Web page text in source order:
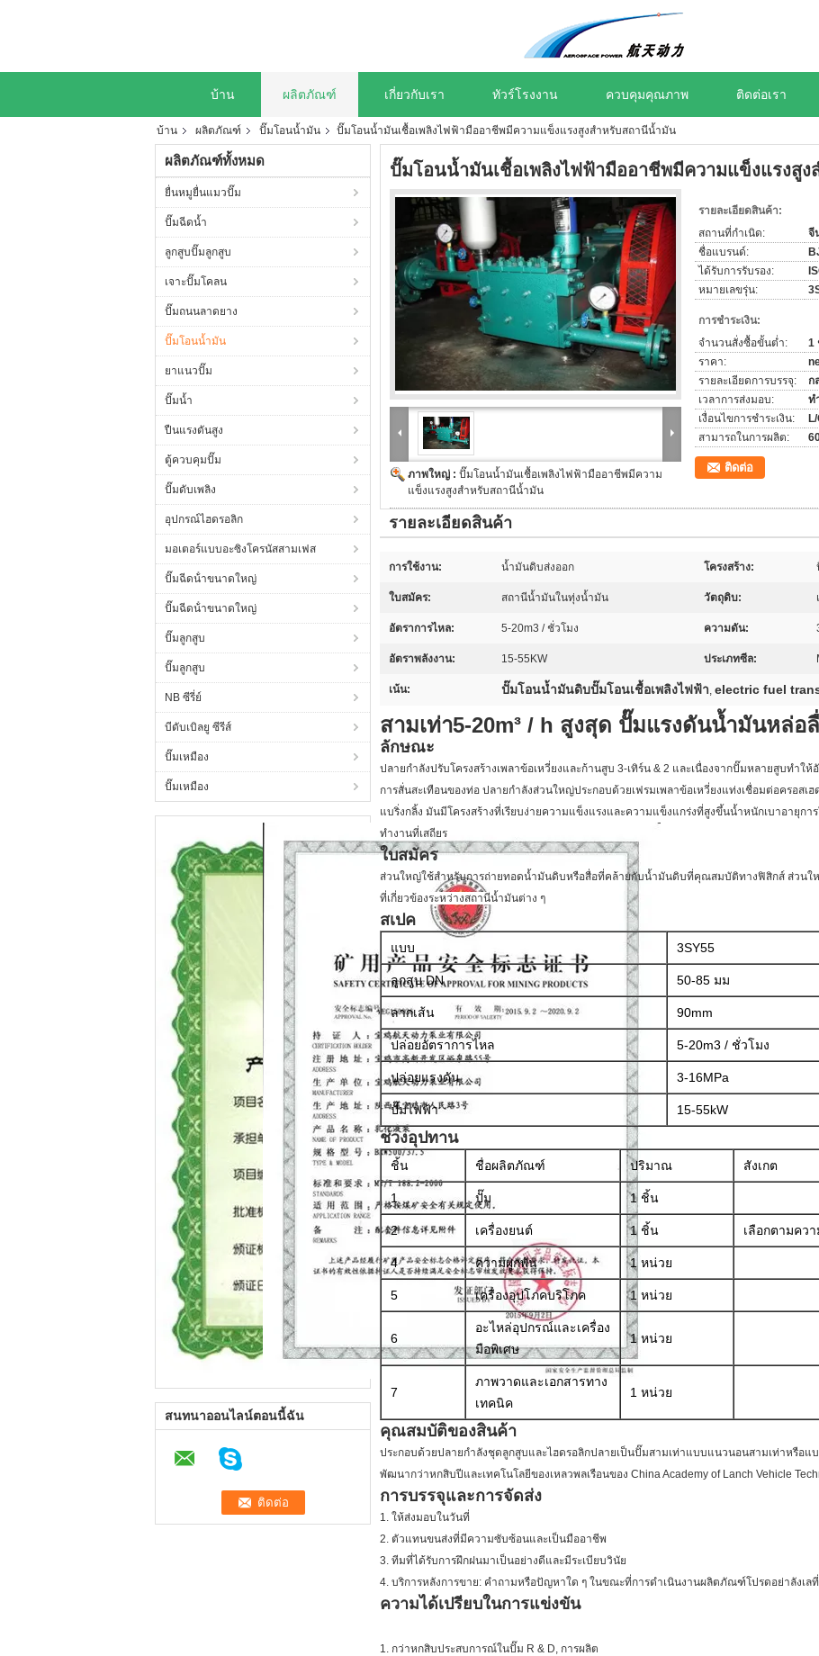
บ้าน ผลิตภัณฑ์ เกี่ยวกับเรา ทัวร์โรงงาน ควบคุมคุณภาพ ติดต่อเรา
บ้าน ผลิตภัณฑ์ ปั๊มโอนน้ำมัน ปั๊มโอนน้ำมันเชื้อเพลิงไฟฟ้ามืออาชีพมีความแข็งแรงสูงสำหรับสถานีน้ำมัน
ผลิตภัณฑ์ทั้งหมด
ยื่นหมูยื่นแมวปั๊ม
ปั๊มฉีดน้ำ
ลูกสูบปั๊มลูกสูบ
เจาะปั๊มโคลน
ปั๊มถนนลาดยาง
ปั๊มโอนน้ำมัน
ยาแนวปั๊ม
ปั๊มน้ำ
ปืนแรงดันสูง
ตู้ควบคุมปั๊ม
ปั๊มดับเพลิง
อุปกรณ์ไฮดรอลิก
มอเตอร์แบบอะซิงโครนัสสามเฟส
ปั๊มฉีดน้ําขนาดใหญ่
ปั๊มฉีดน้ําขนาดใหญ่
ปั๊มลูกสูบ
ปั๊มลูกสูบ
NB ซีรี่ย์
บีดับเบิลยู ซีรีส์
ปั๊มเหมือง
ปั๊มเหมือง
สนทนาออนไลน์ตอนนี้ฉัน
ปั๊มโอนน้ำมันเชื้อเพลิงไฟฟ้ามืออาชีพมีความแข็งแรงสู
ภาพใหญ่ : ปั๊มโอนน้ำมันเชื้อเพลิงไฟฟ้ามืออาชีพมีความ
แข็งแรงสูงสำหรับสถานีน้ำมัน
รายละเอียดสินค้า:
สถานที่กำเนิด:
จี
ชื่อแบรนด์:
ได้รับการรับรอง:
หมายเลขรุ่น:
การชำระเงิน:
จำนวนสั่งซื้อขั้นต่ำ:
1
ราคา:
รายละเอียดการบรรจุ:
ก
เวลาการส่งมอบ:
ท
เงื่อนไขการชำระเงิน:
สามารถในการผลิต:
ติดต่อ
รายละเอียดสินค้า
การใช้งาน: น้ำมันดิบส่งออก โครงสร้าง:
ใบสมัคร: สถานีน้ำมันในทุ่งน้ำมัน วัตถุดิบ:
อัตราการไหล: 5-20m3 / ชั่วโมง ความดัน:
อัตราพลังงาน: 15-55KW ประเภทซีล:
เน้น: ปั๊มโอนน้ำมันดิบปั๊มโอนเชื้อเพลิงไฟฟ้า, electric fuel
สามเท่า5-20m³ / h สูงสุด ปั๊มแรงดันน้ำมันหล่อ
ลักษณะ
ปลายกำลังปรับโครงสร้างเพลาข้อเหวี่ยงและก้านสูบ 3-เทิร์น & 2 และเนื่องจากปั๊มหลายสูบทำใ
การสั่นสะเทือนของท่อ ปลายกำลังส่วนใหญ่ประกอบด้วยเฟรมเพลาข้อเหวี่ยงแท่งเชื่อมต่อครอส
แบริ่งกลิ้ง มันมีโครงสร้างที่เรียบง่ายความแข็งแรงและความแข็งแกร่งที่สูงขึ้นน้ำหนักเบาอายุกา
ทำงานที่เสถียร
ใบสมัคร
ส่วนใหญ่ใช้สำหรับการถ่ายทอดน้ำมันดิบหรือสื่อที่คล้ายกับน้ำมันดิบที่คุณสมบัติทางฟิสิกส์ ส่วนใ
ที่เกี่ยวข้องระหว่างสถานีน้ำมันต่าง ๆ
สเปค
แบบ 3SY55
ลูกสูบ DN 50-85 มม
ลากเส้น 90mm
ปล่อยอัตราการไหล 5-20m3 / ชั่วโมง
ปล่อยแรงดัน 3-16MPa
ปั๊มไฟฟ้า 15-55kW
ช่วงอุปทาน
ชิ้น ชื่อผลิตภัณฑ์ ปริมาณ สังเกต
1 ปั๊ม 1 ชิ้น
2 เครื่องยนต์ 1 ชิ้น เลือกตามคว
4 ความผูกพัน 1 หน่วย
5 เครื่องอุปโภคบริโภค 1 หน่วย
6
อะไหล่อุปกรณ์และเครื่อง
มือพิเศษ
1 หน่วย
7
ภาพวาดและเอกสารทาง
เทคนิค
1 หน่วย
คุณสมบัติของสินค้า
ประกอบด้วยปลายกำลังชุดลูกสูบและไฮดรอลิกปลายเป็นปั๊มสามเท่าแบบแนวนอนสามเท่าหรือ
พัฒนากว่าหกสิบปีและเทคโนโลยีของเหลวพลเรือนของ China Academy of Lanch Vehicle
การบรรจุและการจัดส่ง
1. ให้ส่งมอบในวันที่
2. ตัวแทนขนส่งที่มีความซับซ้อนและเป็นมืออาชีพ
3. ทีมที่ได้รับการฝึกฝนมาเป็นอย่างดีและมีระเบียบวินัย
4. บริการหลังการขาย: คำถามหรือปัญหาใด ๆ ในขณะที่การดำเนินงานผลิตภัณฑ์โปรดอย่าลังเ
ความได้เปรียบในการแข่งขัน
1. กว่าหกสิบประสบการณ์ในปั๊ม R & D, การผลิต